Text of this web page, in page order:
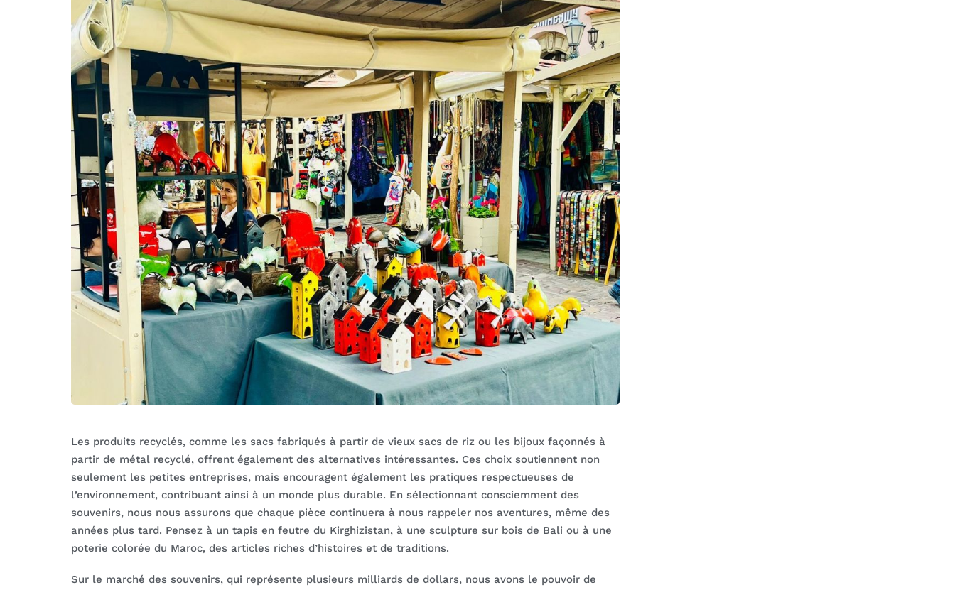
Les produits recyclés, comme les sacs fabriqués à partir de vieux sacs de riz ou les bijoux façonnés à
partir de métal recyclé, offrent également des alternatives intéressantes. Ces choix soutiennent non
seulement les petites entreprises, mais encouragent également les pratiques respectueuses de
l’environnement, contribuant ainsi à un monde plus durable. En sélectionnant consciemment des
souvenirs, nous nous assurons que chaque pièce continuera à nous rappeler nos aventures, même des
années plus tard. Pensez à un tapis en feutre du Kirghizistan, à une sculpture sur bois de Bali ou à une
poterie colorée du Maroc, des articles riches d’histoires et de traditions.
Sur le marché des souvenirs, qui représente plusieurs milliards de dollars, nous avons le pouvoir de